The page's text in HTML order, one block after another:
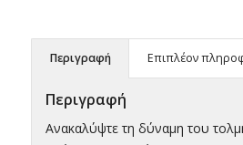
Περιγραφή Επιπλέον
Περιγραφή
Ανακαλύψτε τη δύναμη του